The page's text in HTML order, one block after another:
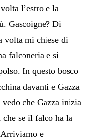
l’estro e la
Gascoigne? Di
volta mi chiese di
falconeria e si
In questo bosco
davanti e Gazza
che Gazza inizia
se il falco ha la
e